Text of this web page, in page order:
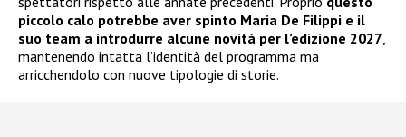
piccolo calo potrebbe aver spinto Maria De Filippi e il
suo team a introdurre alcune novità per l’edizione 2027
mantenendo intatta l’identità del programma ma
arricchendolo con nuove tipologie di storie.